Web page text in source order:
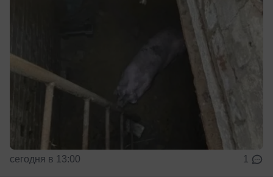
сегодня в 13:00 1